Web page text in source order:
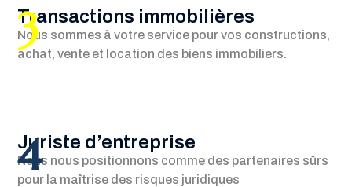
Transactions immobilières
Nous sommes à votre service pour vos constructions,
achat, vente et location des biens immobiliers.
3
Juriste d’entreprise
Nous nous positionnons comme des partenaires sûrs
pour la maîtrise des risques juridiques
4